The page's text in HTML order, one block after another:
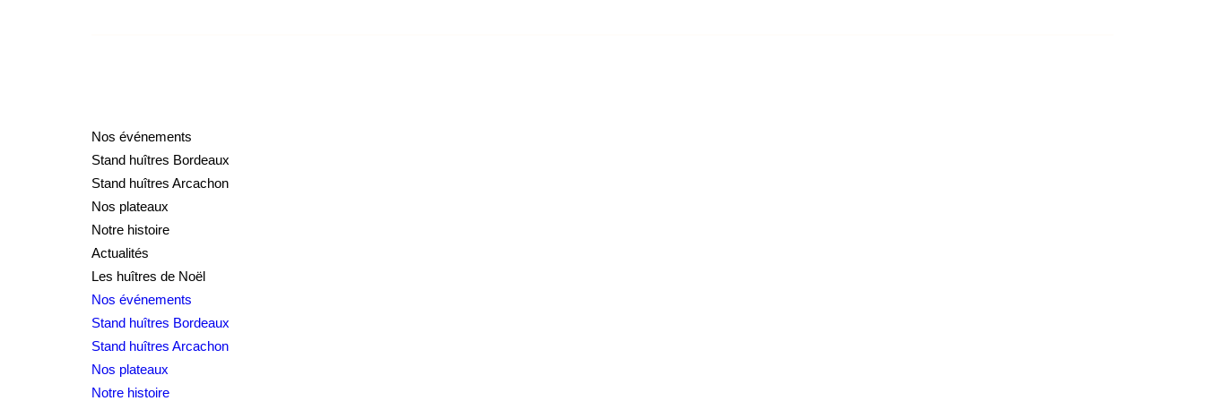
Nos événements
Stand huîtres Bordeaux
Stand huîtres Arcachon
Nos plateaux
Notre histoire
Actualités
Les huîtres de Noël
Nos événements
Stand huîtres Bordeaux
Stand huîtres Arcachon
Nos plateaux
Notre histoire